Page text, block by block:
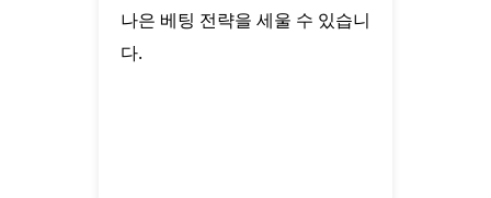
나은 베팅 전략을 세울 수 있습니
다.